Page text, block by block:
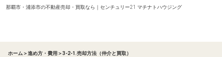
那覇市・浦添市の不動産売却・買取なら｜センチュリー21 マチナトハウジング
ホーム ＞進め方・費用 ＞3-2-1.売却方法（仲介と買取）